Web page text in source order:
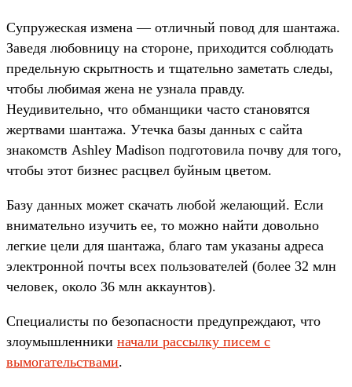
Супружеская измена — отличный повод для шантажа.
Заведя любовницу на стороне, приходится соблюдать
предельную скрытность и тщательно заметать следы,
чтобы любимая жена не узнала правду.
Неудивительно, что обманщики часто становятся
жертвами шантажа. Утечка базы данных с сайта
знакомств Ashley Madison подготовила почву для того,
чтобы этот бизнес расцвел буйным цветом.
Базу данных может скачать любой желающий. Если
внимательно изучить ее, то можно найти довольно
легкие цели для шантажа, благо там указаны адреса
электронной почты всех пользователей (более 32 млн
человек, около 36 млн аккаунтов).
Специалисты по безопасности предупреждают, что
злоумышленники начали рассылку писем с
вымогательствами.